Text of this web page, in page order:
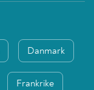
Danmark
Frankrike